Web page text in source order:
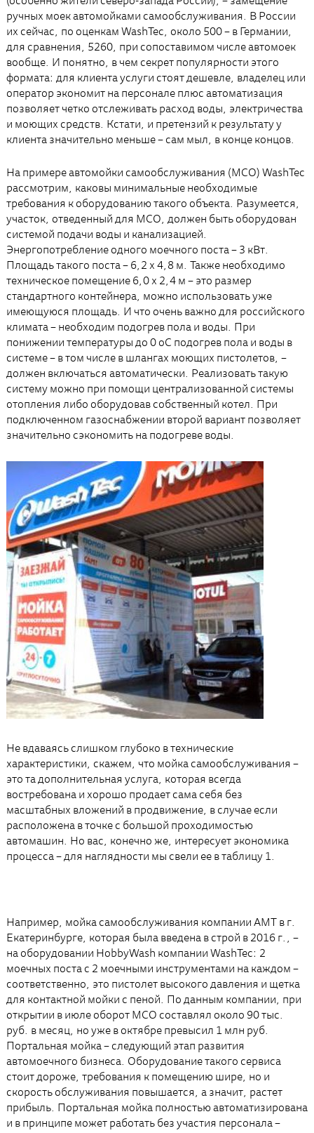
ручных моек автомойками самообслуживания. В России
их сейчас, по оценкам WashTec, около 500 – в Германии,
для сравнения, 5260, при сопоставимом числе автомоек
вообще. И понятно, в чем секрет популярности этого
формата: для клиента услуги стоят дешевле, владелец или
оператор экономит на персонале плюс автоматизация
позволяет четко отслеживать расход воды, электричества
и моющих средств. Кстати, и претензий к результату у
клиента значительно меньше – сам мыл, в конце концов.
На примере автомойки самообслуживания (МСО) WashTec
рассмотрим, каковы минимальные необходимые
требования к оборудованию такого объекта. Разумеется,
участок, отведенный для МСО, должен быть оборудован
системой подачи воды и канализацией.
Энергопотребление одного моечного поста – 3 кВт.
Площадь такого поста – 6,2 х 4,8 м. Также необходимо
техническое помещение 6,0 х 2,4 м – это размер
стандартного контейнера, можно использовать уже
имеющуюся площадь. И что очень важно для российского
климата – необходим подогрев пола и воды. При
понижении температуры до 0 оС подогрев пола и воды в
системе – в том числе в шлангах моющих пистолетов, –
должен включаться автоматически. Реализовать такую
систему можно при помощи централизованной системы
отопления либо оборудовав собственный котел. При
подключенном газоснабжении второй вариант позволяет
значительно сэкономить на подогреве воды.
Не вдаваясь слишком глубоко в технические
характеристики, скажем, что мойка самообслуживания –
это та дополнительная услуга, которая всегда
востребована и хорошо продает сама себя без
масштабных вложений в продвижение, в случае если
расположена в точке с большой проходимостью
автомашин. Но вас, конечно же, интересует экономика
процесса – для наглядности мы свели ее в таблицу 1.
Например, мойка самообслуживания компании АМТ в г.
Екатеринбурге, которая была введена в строй в 2016 г., –
на оборудовании HobbyWash компании WashTec: 2
моечных поста с 2 моечными инструментами на каждом –
соответственно, это пистолет высокого давления и щетка
для контактной мойки с пеной. По данным компании, при
открытии в июле оборот МСО составлял около 90 тыс.
руб. в месяц, но уже в октябре превысил 1 млн руб.
Портальная мойка – следующий этап развития
автомоечного бизнеса. Оборудование такого сервиса
стоит дороже, требования к помещению шире, но и
скорость обслуживания повышается, а значит, растет
прибыль. Портальная мойка полностью автоматизирована
и в принципе может работать без участия персонала –